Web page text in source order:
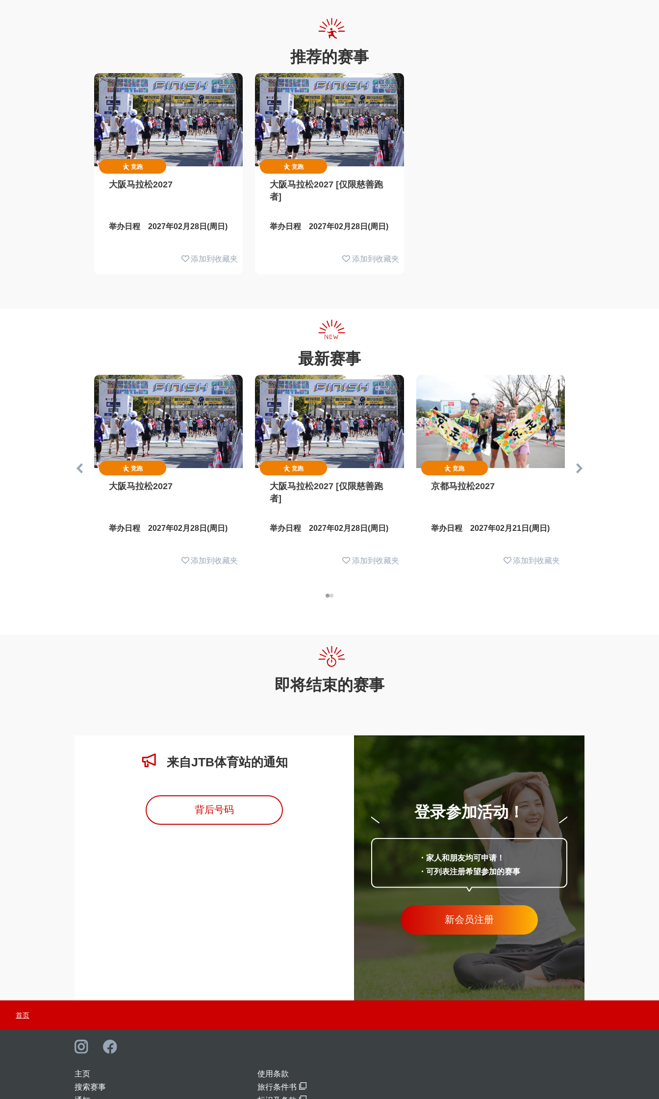
推荐的赛事
竞跑
大阪马拉松2027
举办日程 2027年02月28日(周日)
添加到收藏夹
竞跑
大阪马拉松2027 [仅限慈善跑
者]
举办日程 2027年02月28日(周日)
添加到收藏夹
最新赛事
竞跑
大阪马拉松2027
举办日程 2027年02月28日(周日)
添加到收藏夹
竞跑
大阪马拉松2027 [仅限慈善跑
者]
举办日程 2027年02月28日(周日)
添加到收藏夹
竞跑
京都马拉松2027
举办日程 2027年02月21日(周日)
添加到收藏夹
即将结束的赛事
来自JTB体育站的通知
背后号码 登录参加活动！
・家人和朋友均可申请！
・可列表注册希望参加的赛事
新会员注册
首页
主页
搜索赛事
使用条款
旅行条件书